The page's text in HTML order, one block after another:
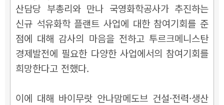
산담당 부총리와 만나 국영화학공사가 추진하는
신규 석유화학 플랜트 사업에 대한 참여기회를 준
점에 대해 감사의 마음을 전하고 투르크메니스탄
경제발전에 필요한 다양한 사업에서의 참여기회를
희망한다고 전했다.
이에 대해 바이무랏 안나맘메도브 건설·전력·생산